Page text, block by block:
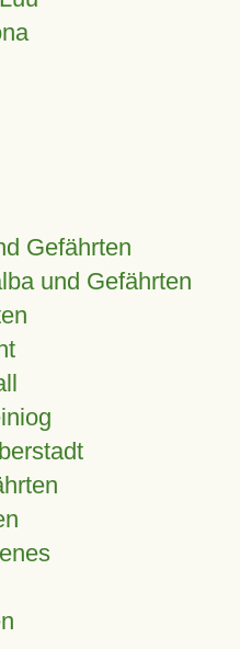
Gefährten
und Gefährten